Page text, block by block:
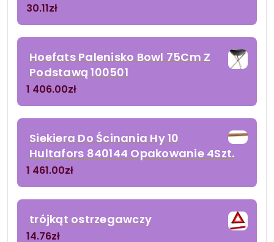
30.11zł
Hoefats Palenisko Bowl 75Cm Z
Podstawą 100501
1 406.00zł
Siekiera Do Ścinania Hy 10
Hultafors 840144 Opakowanie 4Szt.
1 461.00zł
trójkąt ostrzegawczy
14.76zł